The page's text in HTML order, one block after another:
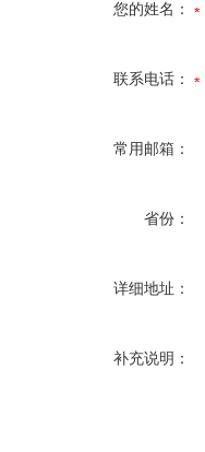
您的姓名：
联系电话：
常用邮箱：
省份：
详细地址：
补充说明：